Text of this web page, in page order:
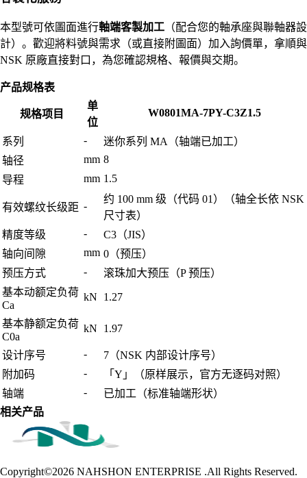
本型號可依圖面進行軸端客製加工 （配合您的軸承座與聯軸器設
計）。歡迎將料號與需求（或直接附圖面）加入詢價單，拿順與
NSK 原廠直接對口，為您確認規格、報價與交期。
产品规格表
规格项目
单
位
W0801MA-7PY-C3Z1.5
系列 -
迷你系列 MA（轴端已加工）
轴径
mm 8
导程
mm 1.5
有效螺纹长级距 -
约 100 mm 级（代码 01）（轴全长依 NSK
尺寸表）
精度等级
-
C3（JIS）
轴向间隙
mm 0（预压）
预压方式
-
滚珠加大预压（P 预压）
基本动额定负荷
Ca
kN 1.27
基本静额定负荷
C0a
kN 1.97
设计序号 -
7（NSK 内部设计序号）
附加码
-
「Y」（原样展示，官方无逐码对照）
轴端
-
已加工（标准轴端形状）
相关产品
Copyright©2026 NAHSHON ENTERPRISE .All Rights Reserved.